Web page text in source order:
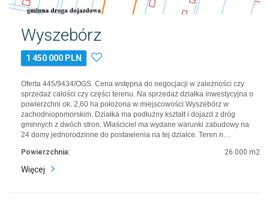
Wyszebórz
1 450 000 PLN
Oferta 445/9434/OGS. Cena wstępna do negocjacji w zależności czy
sprzedaż całości czy części terenu. Na sprzedaż działka inwestycyjna o
powierzchni ok. 2,60 ha położona w miejscowości Wyszebórz w
zachodniopomorskim. Działka ma podłużny kształt i dojazd z dróg
gminnych z dwóch stron. Właściciel ma wydane warunki zabudowy na
24 domy jednorodzinne do postawienia na tej działce. Teren n…
Powierzchnia: 26 000 m2
Więcej